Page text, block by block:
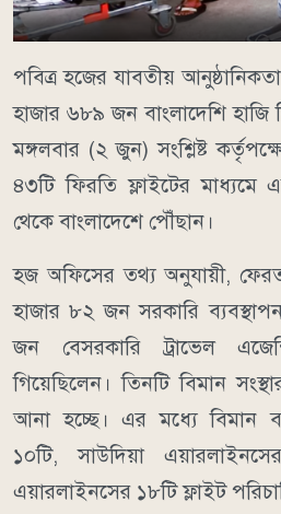
পবিত্র হজের যাবতীয়
হাজার ৬৮৯ জন বাংলাদেশি হাজি
মঙ্গলবার (২ জুন) সংশ্লিষ্ট
৪৩টি ফিরতি ফ্লাইটের
থেকে বাংলাদেশে পৌঁছান।
হজ অফিসের তথ্য অনুযায়ী,
হাজার ৮২ জন সরকারি
জন বেসরকারি ট্রাভেল
গিয়েছিলেন। তিনটি বিমান
আনা হচ্ছে। এর মধ্যে বিমান
১০টি, সাউদিয়া
এয়ারলাইনসের ১৮টি ফ্লাইট